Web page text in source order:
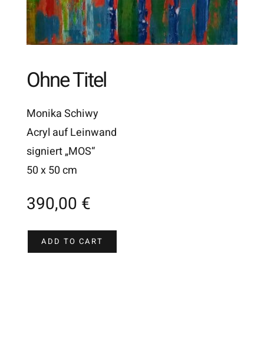
Ohne Titel
Monika Schiwy
Acryl auf Leinwand
signiert „MOS“
50 x 50 cm
390,00 €
ADD TO CART